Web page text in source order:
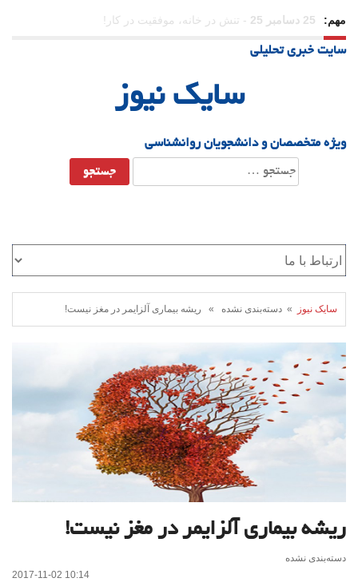
مهم: 23 دسامبر 25 - چرا اراده می‌کنیم ولی شکست می‌خوریم؟
21 دسامبر 25
سایت خبری تحلیلی
سایک نیوز
ویژه متخصصان و دانشجویان روانشناسی
جستجو
برای:
سایک نیوز » دسته‌بندی نشده » ریشه بیماری آلزایمر در مغز نیست!
ریشه بیماری آلزایمر در مغز نیست!
دسته‌بندی نشده
2017-11-02 10:14